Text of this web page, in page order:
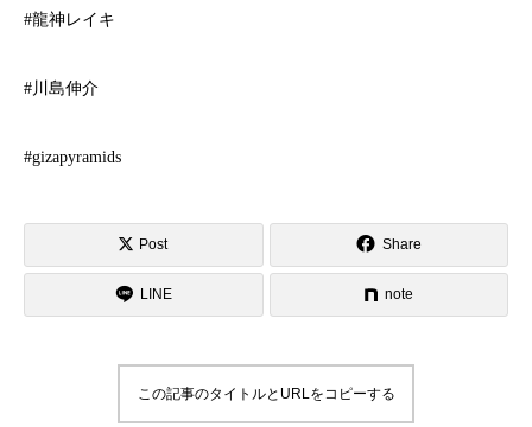
#龍神レイキ
#川島伸介
#gizapyramids
Post Share
LINE note
この記事のタイトルとURLをコピーする